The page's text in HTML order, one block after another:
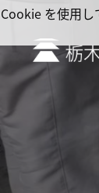
Cookie を使用し